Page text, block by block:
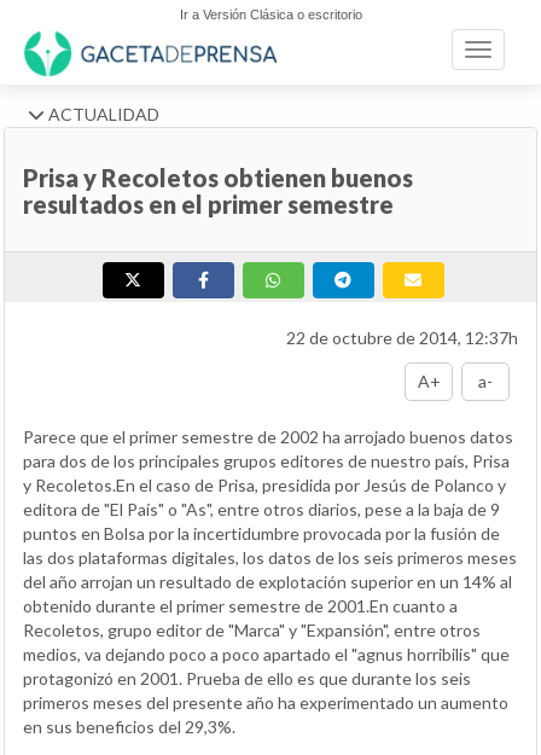
Ir a Versión Clásica o escritorio
Toggle
ACTUALIDAD
Prisa y Recoletos obtienen buenos
resultados en el primer semestre
22 de octubre de 2014, 12:37h
A+ a-
Parece que el primer semestre de 2002 ha arrojado buenos datos
para dos de los principales grupos editores de nuestro país, Prisa
y Recoletos.En el caso de Prisa, presidida por Jesús de Polanco y
editora de "El País" o "As", entre otros diarios, pese a la baja de 9
puntos en Bolsa por la incertidumbre provocada por la fusión de
las dos plataformas digitales, los datos de los seis primeros meses
del año arrojan un resultado de explotación superior en un 14% al
obtenido durante el primer semestre de 2001.En cuanto a
Recoletos, grupo editor de "Marca" y "Expansión", entre otros
medios, va dejando poco a poco apartado el "agnus horribilis" que
protagonizó en 2001. Prueba de ello es que durante los seis
primeros meses del presente año ha experimentado un aumento
en sus beneficios del 29,3%.